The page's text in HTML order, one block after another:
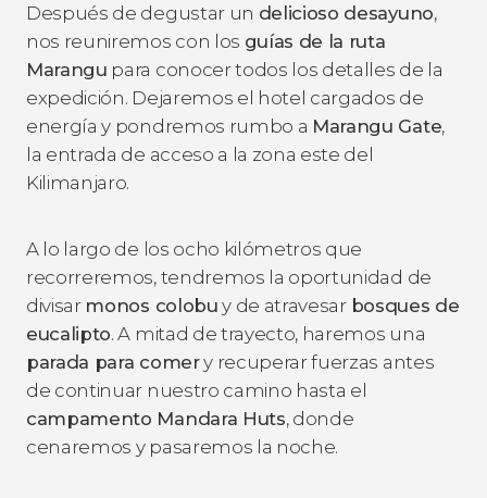
Después de degustar un delicioso desayuno,
nos reuniremos con los guías de la ruta
Marangu para conocer todos los detalles de la
expedición. Dejaremos el hotel cargados de
energía y pondremos rumbo a Marangu Gate,
la entrada de acceso a la zona este del
Kilimanjaro.
A lo largo de los ocho kilómetros que
recorreremos, tendremos la oportunidad de
divisar monos colobu y de atravesar bosques de
eucalipto. A mitad de trayecto, haremos una
parada para comery recuperar fuerzas antes
de continuar nuestro camino hasta el
campamento Mandara Huts, donde
cenaremos y pasaremos la noche.